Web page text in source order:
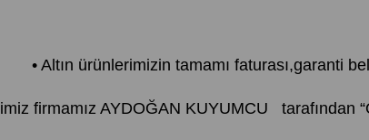
• Altın ürünlerimizin tamamı faturası,garanti
firmamız AYDOĞAN KUYUMCU tarafından